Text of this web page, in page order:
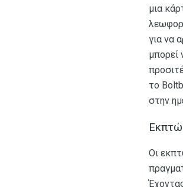
μια
για να
μπορεί
το
στην
Οι